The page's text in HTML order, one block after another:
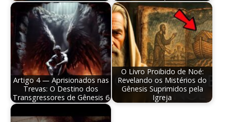
Artigo 4 — Aprisionados nas
Trevas: O Destino dos
Transgressores de Gênesis 6
O Livro Proibido de Noé:
Revelando os Mistérios do
Gênesis Suprimidos pela
Igreja